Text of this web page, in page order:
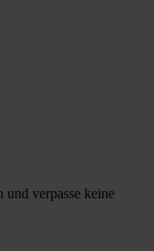
und verpasse keine